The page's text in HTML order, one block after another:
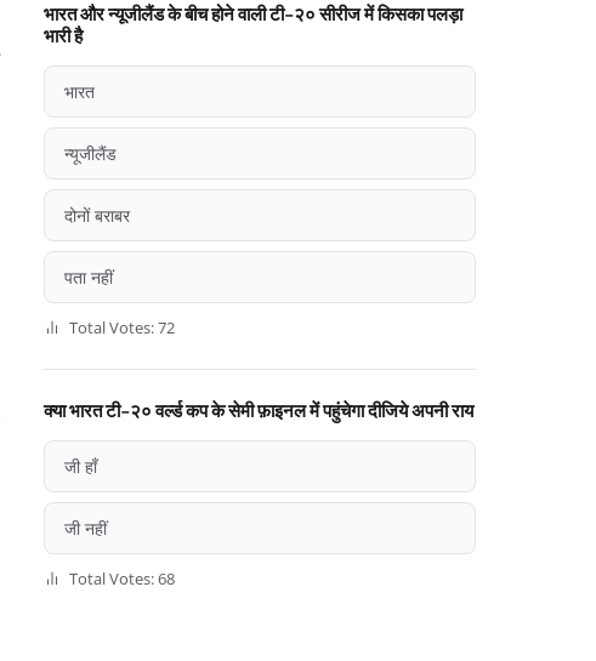
भारत और न्यूजीलैंड के बीच होने वाली टी-२० सीरीज में किसका पलड़ा
भारी है
भारत
न्यूजीलैंड
दोनों बराबर
पता नहीं
Total Votes: 72
क्या भारत टी-२० वर्ल्ड कप के सेमी फ़ाइनल में पहुंचेगा दीजिये अपनी राय
जी हाँ
जी नहीं
Total Votes: 68